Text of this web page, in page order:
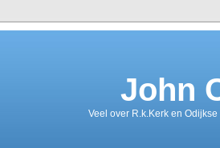
John
Veel over R.k.Kerk en